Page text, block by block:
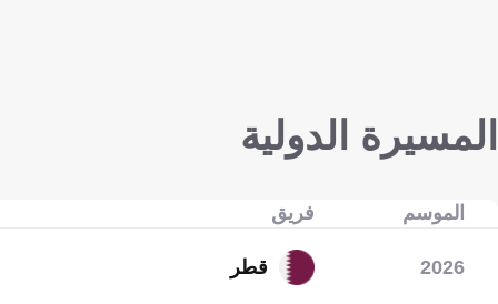
المسيرة الدولية
الموسم فريق
2026 قطر